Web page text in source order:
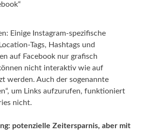
Einige Instagram-spezifische
Tags, Hashtags und
auf Facebook nur grafisch
nicht interaktiv wie auf
werden. Auch der sogenannte
um Links aufzurufen, funktioniert
nicht.
potenzielle Zeitersparnis, aber mit